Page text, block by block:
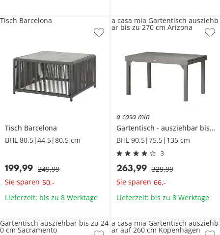
Tisch Barcelona
BHL 80,5|44,5|80,5 cm
199,99 249,99
Sie sparen 50,-
Tisch Barcelona
Lieferzeit: bis zu 8 Werktage
a casa mia
Gartentisch
ausziehbar bis zu 270 cm
BHL 90,5|75,5|135 cm
3
263,99 329,99
Sie sparen 66,-
a casa mia Gartentisch ausziehb
ar bis zu 270 cm Arizona
Lieferzeit: bis zu 8 Werktage
Gartentisch ausziehbar bis zu 24
0 cm Sacramento
a casa mia Gartentisch ausziehb
ar auf 260 cm Kopenhagen